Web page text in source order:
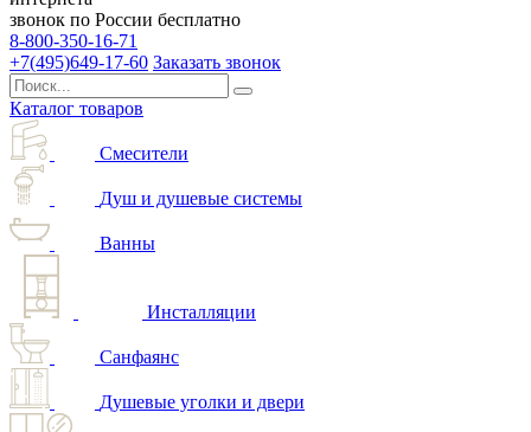
звонок по России бесплатно
8-800-350-16-71
+7(495)649-17-60 Заказать звонок
Каталог товаров
Смесители
Душ и душевые системы
Ванны
Инсталляции
Санфаянс
Душевые уголки и двери